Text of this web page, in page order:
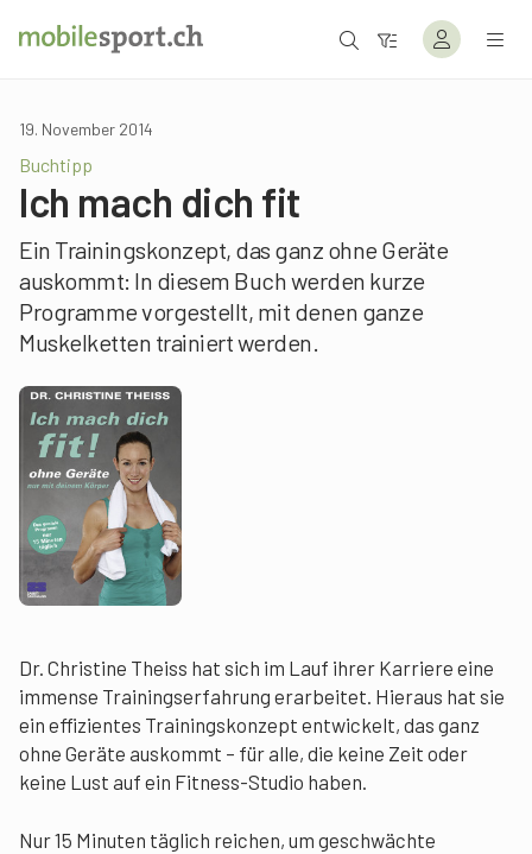
19. November 2014
Buchtipp
Ich mach dich fit
Ein Trainingskonzept, das ganz ohne Geräte
auskommt: In diesem Buch werden kurze
Programme vorgestellt, mit denen ganze
Muskelketten trainiert werden.
Dr. Christine Theiss hat sich im Lauf ihrer Karriere eine
immense Trainingserfahrung erarbeitet. Hieraus hat sie
ein effizientes Trainingskonzept entwickelt, das ganz
ohne Geräte auskommt – für alle, die keine Zeit oder
keine Lust auf ein Fitness-Studio haben.
Nur 15 Minuten täglich reichen, um geschwächte